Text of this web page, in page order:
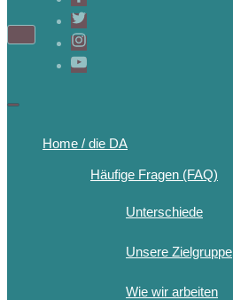
Home / die DA
Häufige Fragen (FAQ)
Unterschiede
Unsere Zielgruppe
Wie wir arbeiten